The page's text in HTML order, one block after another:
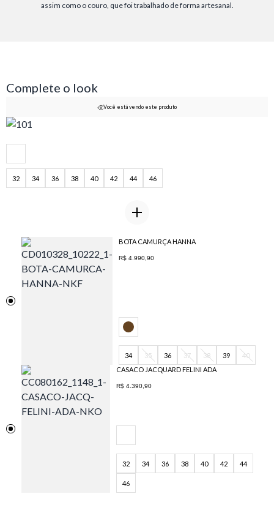
assim como o couro, que foi trabalhado de forma artesanal.
Complete o look
Você está vendo este produto
32 34 36 38 40 42 44 46
BOTA CAMURÇA HANNA
R$ 4.990,90
34 35 36 37 38 39
40
CASACO JACQUARD FELINI ADA
R$ 4.390,90
32 34 36 38 40 42 44
46